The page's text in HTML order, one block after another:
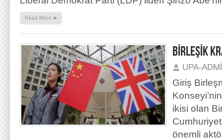
Read More »
BİRLEŞİK
UPA-
Giriş
ikisi olan
önemli